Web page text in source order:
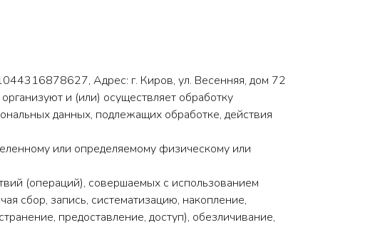
Адрес: г. Киров, ул. Весенняя, дом 72
и (или) осуществляет обработку
данных, подлежащих обработке, действия
или определяемому физическому или
(операций), совершаемых с использованием
сбор, запись, систематизацию, накопление,
предоставление, доступ), обезличивание,